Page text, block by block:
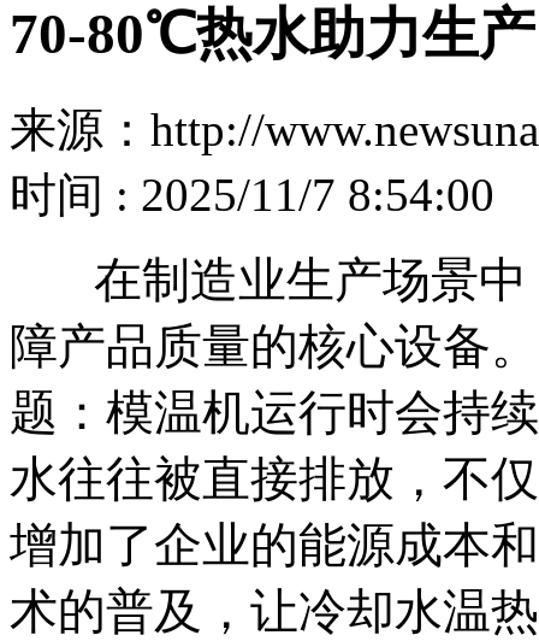
70-80℃热水助力生
来源：http://
时间 : 2025/11/7 8:54:00
在制造业生产场景中
障产品质量的核心设备
题：模温机运行时会持
水往往被直接排放，不
增加了企业的能源成本
术的普及，让冷却水温